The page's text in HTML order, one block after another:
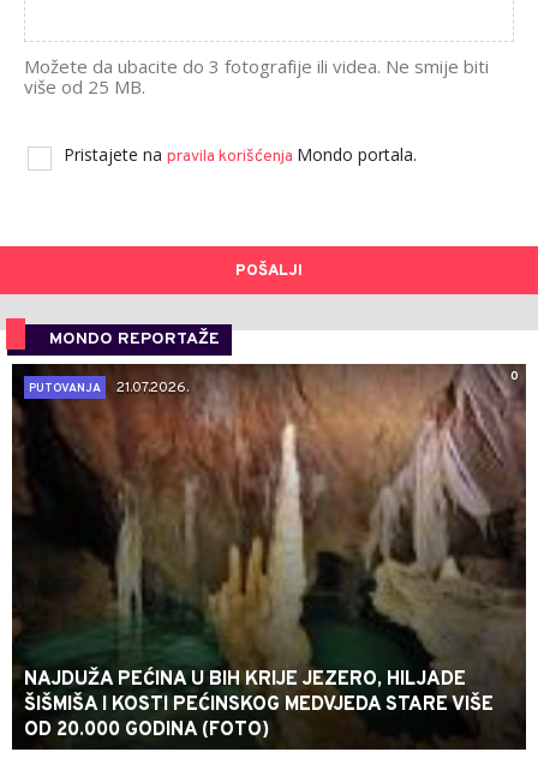
Možete da ubacite do 3 fotografije ili videa. Ne smije biti
više od 25 MB.
Pristajete na pravila korišćenja Mondo portala.
POŠALJI
MONDO REPORTAŽE
0
PUTOVANJA
21.07.2026.
NAJDUŽA PEĆINA U BIH KRIJE JEZERO, HILJADE
ŠIŠMIŠA I KOSTI PEĆINSKOG MEDVJEDA STARE VIŠE
OD 20.000 GODINA (FOTO)